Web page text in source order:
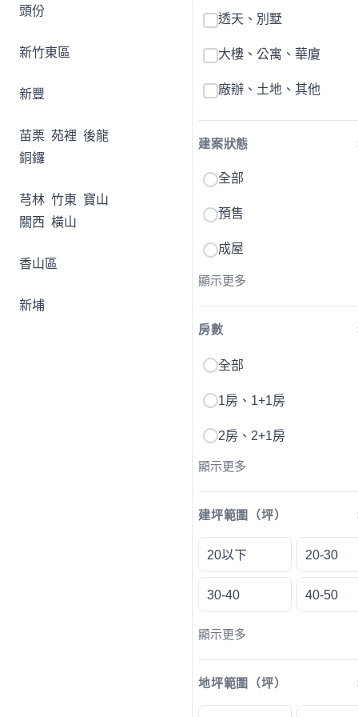
頭份
新竹東區
新豐
苗栗 苑裡 後龍
銅鑼
芎林 竹東 寶山
關西 橫山
香山區
新埔
透天、別墅
大樓、公寓、華廈
廠辦、土地、其他
建案狀態
全部
預售
成屋
顯示更多
房數
全部
1房、1+1房
2房、2+1房
顯示更多
建坪範圍（坪）
20以下 20-30
30-40 40-50
顯示更多
地坪範圍（坪）